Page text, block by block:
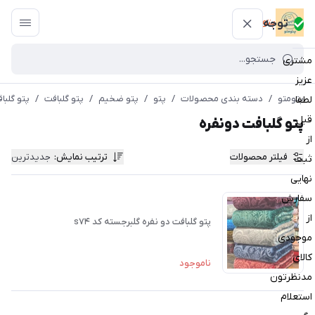
توجه
مشتری
عزیز
لطفا
قبل
از
ثبت
نهایی
سفارش
از
موجودی
کالای
مدنظرتون
استعلام
پتومتو
پتومتو / دسته بندی محصولات / پتو / پتو ضخیم / پتو گلبافت / پتو
پتو گلبافت دونفره
فیلتر محصولات ترتیب نمایش: جدیدترین
پتو گلبافت دو نفره گلبرجسته کد s۷۴
ناموجود